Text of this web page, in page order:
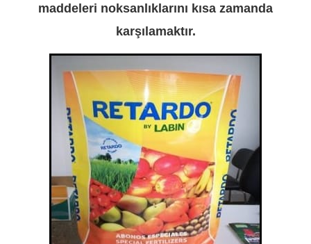
maddeleri noksanlıklarını kısa zamanda
karşılamaktır.